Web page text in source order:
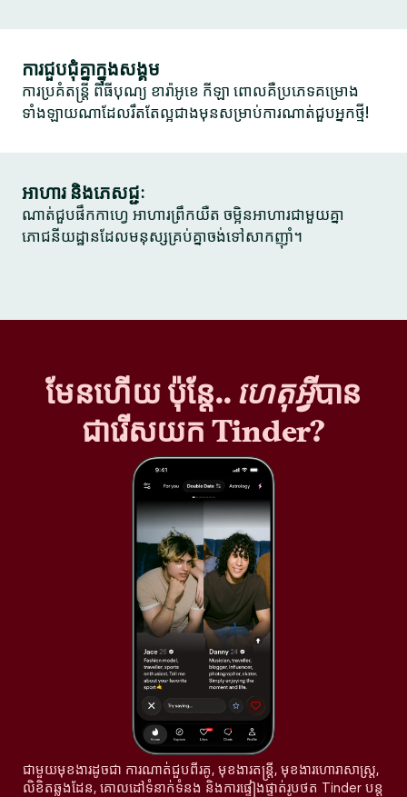
ការជួបជុំគ្នាក្នុងសង្គម
ការប្រគំតន្ត្រី ពិធីបុណ្យ ខារ៉ាអូខេ កីឡា ពោលគឺប្រភេទគម្រោង
ទាំងឡាយណាដែលរឹតតែល្អជាងមុនសម្រាប់ការណាត់ជួបអ្នកថ្មី!
អាហារ និងភេសជ្ជៈ
ណាត់ជួបផឹកកាហ្វេ អាហារព្រឹកយឺត ចម្អិនអាហារជាមួយគ្នា
ភោជនីយដ្ឋានដែលមនុស្សគ្រប់គ្នាចង់ទៅសាកញ៉ាំ។
មែនហើយ ប៉ុន្តែ.. ហេតុអ្វីបាន
ជារើសយក Tinder?
ជាមួយមុខងារដូចជា ការណាត់ជួបពីរគូ, មុខងារតន្រ្តី, មុខងារហោរាសាស្ត្រ,
លិខិតឆ្លងដែន, គោលដៅទំនាក់ទំនង និងការផ្ទៀងផ្ទាត់រូបថត Tinder បន្ត